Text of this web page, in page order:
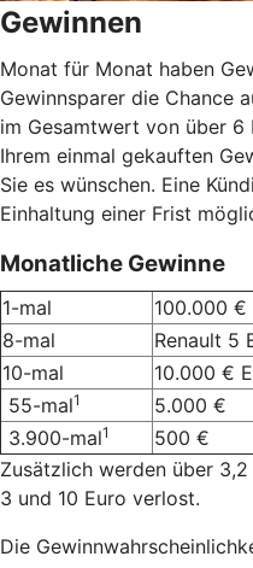
Gewinnen
Monat für Monat haben
Gewinnsparer die Chance
im Gesamtwert von über 6
Ihrem einmal gekauften
Sie es wünschen. Eine
Einhaltung einer Frist
Monatliche Gewinne
1-mal
100.000 €
8-mal
Renault 5
10-mal
10.000 €
55-mal1
5.000 €
3.900-mal1
500 €
Zusätzlich werden über
3 und 10 Euro verlost.
Die